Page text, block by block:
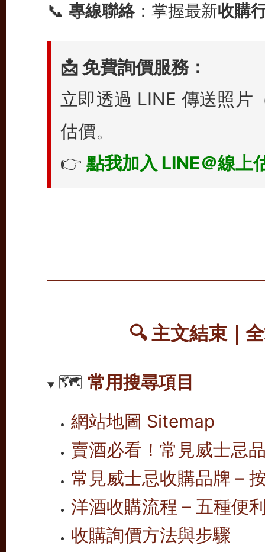
📞 專線聯絡：掌握最新收購
📩 免費詢價服務：
立即透過 LINE 傳送照片
估價。
👉 點我加入 LINE＠線上
🔍主文結束｜
🗺️ 常用搜尋項目
網站地圖 Sitemap
賣酒必看！常見威士忌
常見威士忌收購品牌 –
洋酒收購流程 – 五種便
收購詢價方法與步驟